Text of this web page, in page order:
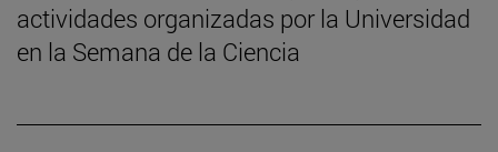
actividades organizadas por la Universidad
en la Semana de la Ciencia